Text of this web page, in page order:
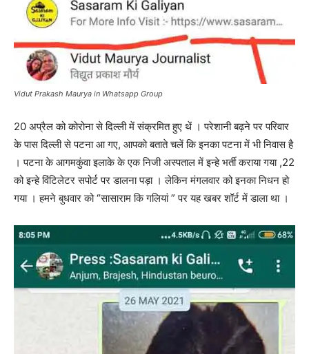
Vidut Prakash Maurya in Whatsapp Group
20 अप्रैल को कोरोना से दिल्ली में संक्रमित हुए थें । परेशानी बढ़ने पर परिवार
के पास दिल्ली से पटना आ गए, आपको बताते चलें कि इनका पटना में भी निवास है
। पटना के आगमकुंवा इलाके के एक निजी अस्पताल में इन्हे भर्ती कराया गया ,22
को इन्हे विंटिलेटर सपोर्ट पर डालना पड़ा । लेकिन मंगलवार को इनका निधन हो
गया । हमने बुधवार को “सासाराम कि गलियां ” पर यह खबर शॉर्ट में डाला था ।